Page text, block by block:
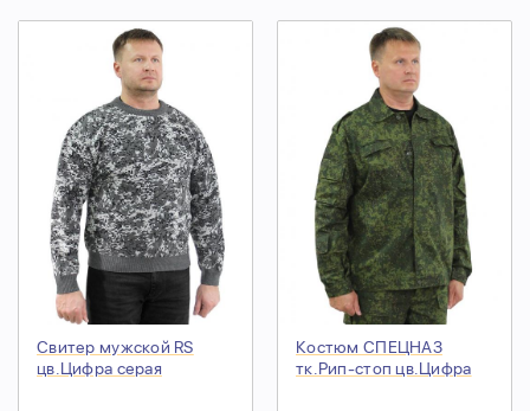
Свитер мужской RS
цв.Цифра серая
Костюм СПЕЦНАЗ
тк.Рип-стоп цв.Цифра